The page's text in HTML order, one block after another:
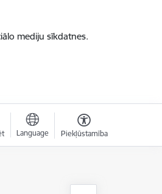
mediju sīkdatnes.
Language Piekļūstamība